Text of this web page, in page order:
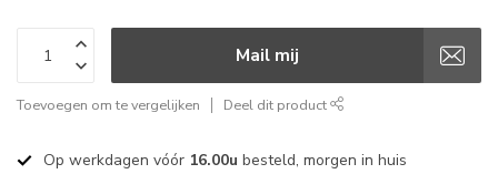
Mail mij
Toevoegen om te vergelijken Deel dit product
Op werkdagen vóór 16.00u besteld, morgen in huis